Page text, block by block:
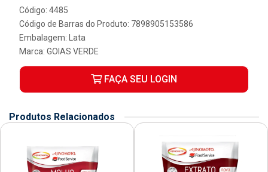
Código: 4485
Código de Barras do Produto: 7898905153586
Embalagem: Lata
Marca: GOIAS VERDE
FAÇA SEU LOGIN
Produtos Relacionados